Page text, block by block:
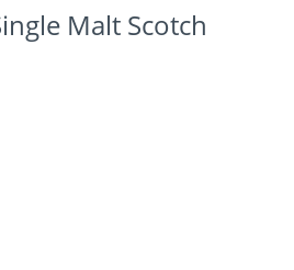
Malt Scotch